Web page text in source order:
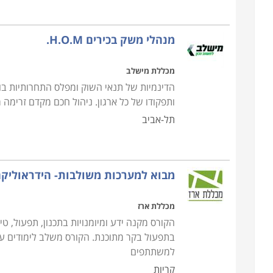
מנהלי משק בכירים H.O.M.
מכללת מישלב
הדינמיות של תנאי השוק ומפלס התחרותיות
ותפקודו של כל ארגון. ניהול חכם מקדם
תל-אביב
מבוא למערכות משולבות-
מכללת ארז
הקורס מקנה ידע ומיומנויות בתכנון, תפעול,
בתפעול בקר מתוכנת. הקורס משלב לימודים
למשתתפים
קריות